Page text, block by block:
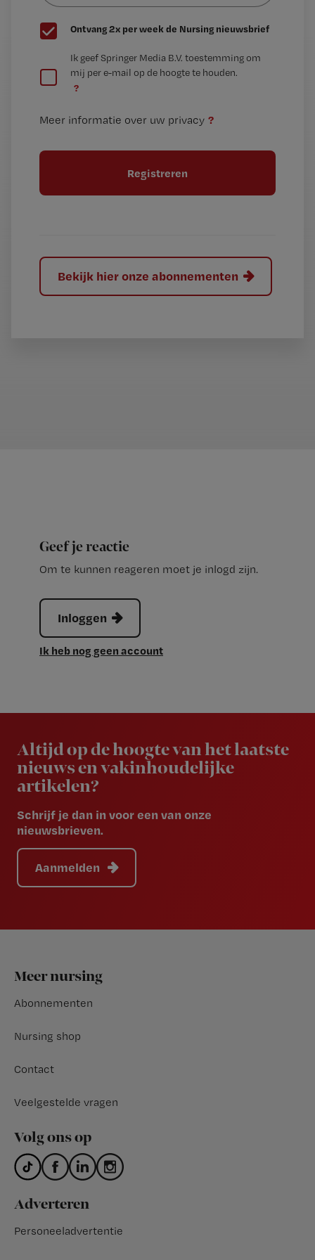
G
e
t
Ontvang 2x per week de Nursing nieuwsbrief
e
t
t
l
Ik geef Springer Media B.V. toestemming om
mij per e-mail op de hoogte te houden.
?
Meer informatie over uw privacy ?
Bekijk hier onze abonnementen
Geef je reactie
Om te kunnen reageren moet je inlogd zijn.
Inloggen
Ik heb nog geen account
Altijd op de hoogte van het laatste
nieuws en vakinhoudelijke
artikelen?
Schrijf je dan in voor een van onze
nieuwsbrieven.
Aanmelden
Footer
Meer nursing
Abonnementen
Nursing shop
Contact
Veelgestelde vragen
Volg ons op
Adverteren
Personeeladvertentie